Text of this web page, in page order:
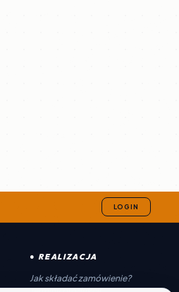
LOGIN
● REALIZACJA
Jak składać zamówienie?